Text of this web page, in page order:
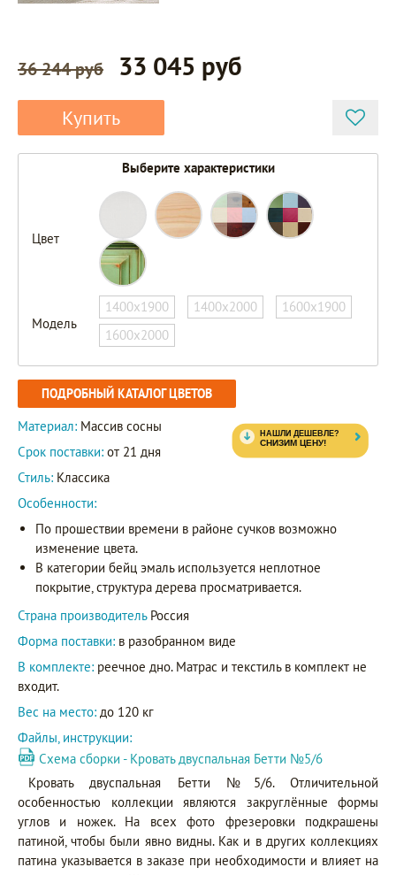
36 244 руб 33 045 руб
Купить
Выберите характеристики
Цвет
Модель
1400х1900 1400х2000
1600х1900
1600х2000
ПОДРОБНЫЙ КАТАЛОГ ЦВЕТОВ
Материал: Массив сосны
Срок поставки: от 21 дня
Стиль: Классика
Особенности:
По прошествии времени в районе сучков возможно
изменение цвета.
В категории бейц эмаль используется неплотное
покрытие, структура дерева просматривается.
Страна производитель Россия
Форма поставки: в разобранном виде
В комплекте: реечное дно. Матрас и текстиль в комплект не
входит.
Вес на место: до 120 кг
Файлы, инструкции:
Схема сборки - Кровать двуспальная Бетти №5/6
Кровать двуспальная Бетти №5/6. Отличительной
особенностью коллекции являются закруглённые формы
углов и ножек. На всех фото фрезеровки подкрашены
патиной, чтобы были явно видны. Как и в других коллекциях
патина указывается в заказе при необходимости и влияет на